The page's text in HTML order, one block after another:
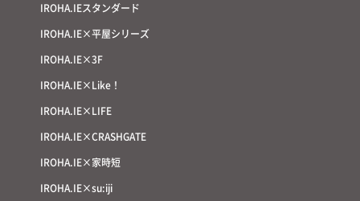
IROHA.IEスタンダード
IROHA.IE×平屋シリーズ
IROHA.IE×3F
IROHA.IE×Like！
IROHA.IE×LIFE
IROHA.IE×CRASHGATE
IROHA.IE×家時短
IROHA.IE×su:iji